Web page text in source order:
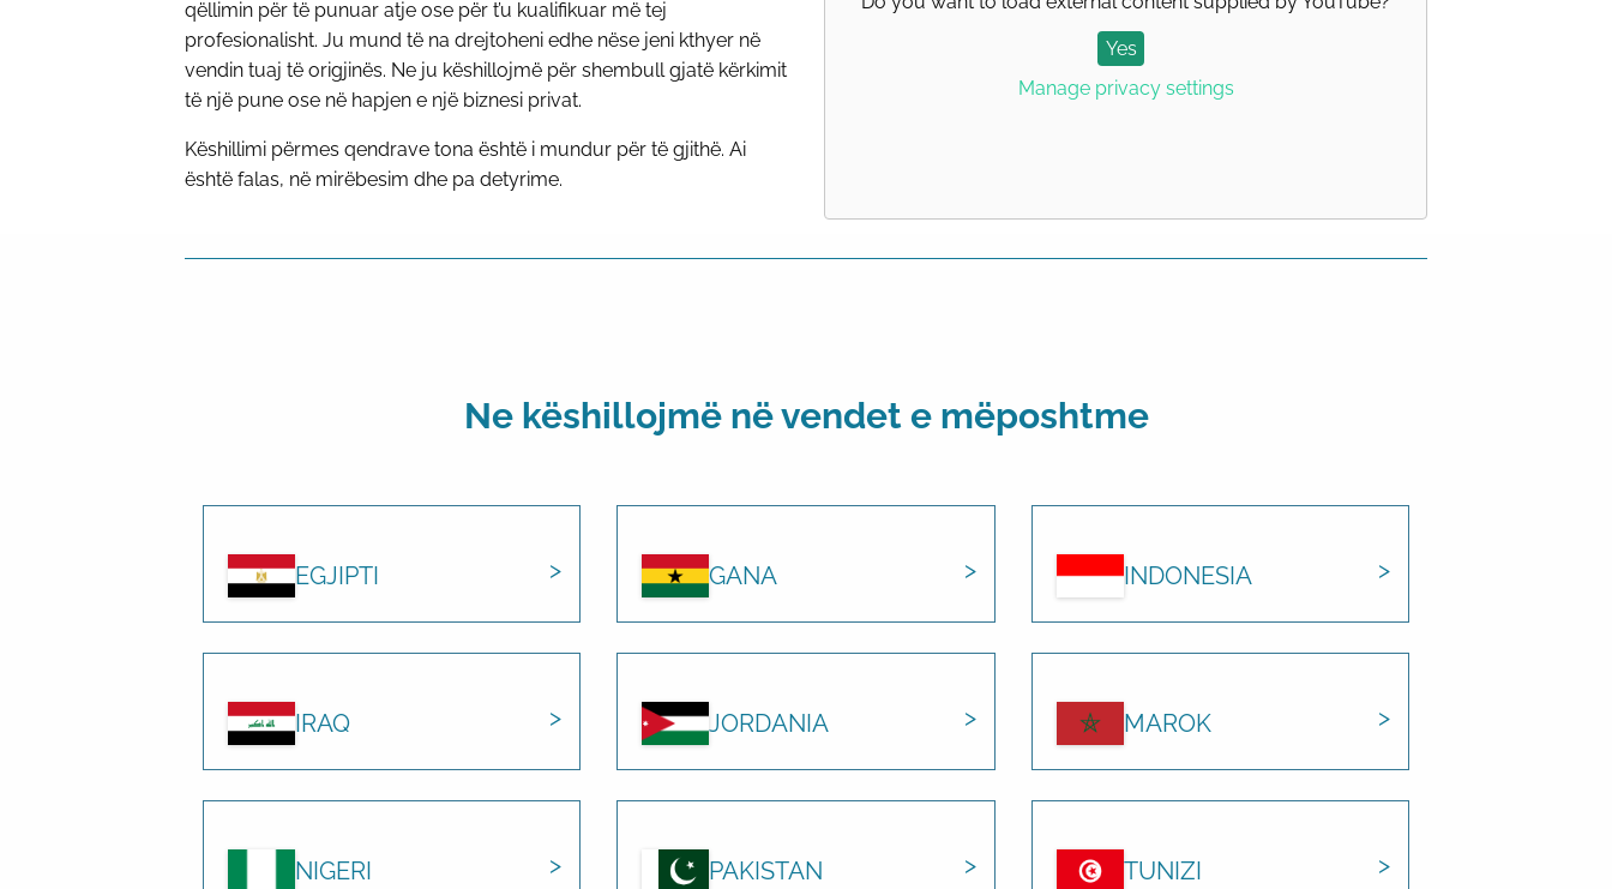
qëllimin për të punuar atje ose për t’u kualifikuar më tej
profesionalisht. Ju mund të na drejtoheni edhe nëse jeni kthyer në
vendin tuaj të origjinës. Ne ju këshillojmë për shembull gjatë kërkimit
të një pune ose në hapjen e një biznesi privat.
Këshillimi përmes qendrave tona është i mundur për të gjithë. Ai
është falas, në mirëbesim dhe pa detyrime.
Yes
Manage privacy settings
Ne këshillojmë në vendet e mëposhtme
EGJIPTI GANA INDONESIA
IRAQ JORDANIA MAROK
NIGERI PAKISTAN TUNIZI